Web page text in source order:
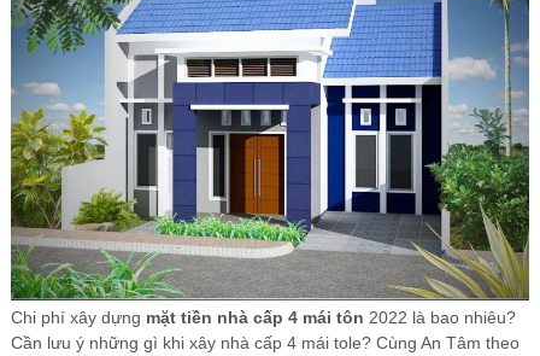
Các Loại Cửa
Cuộn Inox
Vật Liệu Cách Âm
Vật liệu Bảo Ôn | Cách Âm Chống Nóng An Tâm
Vật Liệu Bọc Lót Hàng Hóa
Tấm lấy Sáng polycarbonate
Giấy Dán Tường, Giấy Bạc
Chi phí xây dựng mặt tiền nhà cấp 4 mái tôn 2022 là bao nhiêu?
Cần lưu ý những gì khi xây nhà cấp 4 mái tole? Cùng An Tâm theo